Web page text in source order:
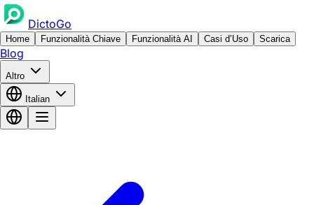
DictoGo
Home Funzionalità Chiave Funzionalità AI Casi d’Uso Scarica
Blog
Altro
Italian